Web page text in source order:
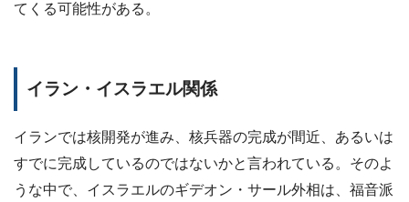
てくる可能性がある。
イラン・イスラエル関係
イランでは核開発が進み、核兵器の完成が間近、あるいは
すでに完成しているのではないかと言われている。そのよ
うな中で、イスラエルのギデオン・サール外相は、福音派